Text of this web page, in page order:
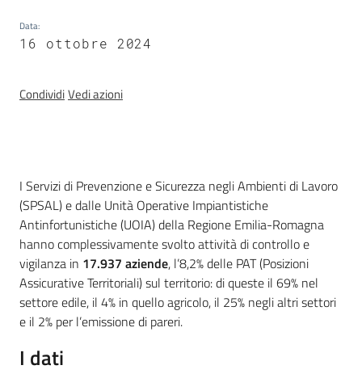
sicurezza
Ambiti
INAIL
Regione
Emilia-
Romagna
Data:
16 ottobre 2024
CondividiVedi azioni
Introduzione
I Servizi di Prevenzione e Sicurezza negli Ambienti di Lavoro
(SPSAL) e dalle Unità Operative Impiantistiche
Antinfortunistiche (UOIA) della Regione Emilia-Romagna
hanno complessivamente svolto attività di controllo e
vigilanza in 17.937 aziende, l’8,2% delle PAT (Posizioni
Assicurative Territoriali) sul territorio: di queste il 69% nel
settore edile, il 4% in quello agricolo, il 25% negli altri settori
e il 2% per l’emissione di pareri.
I dati